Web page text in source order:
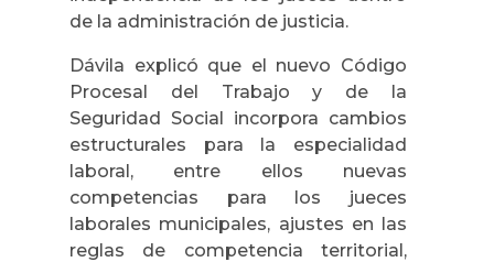
de la administración de justicia.
Dávila explicó que el nuevo Código
Procesal del Trabajo y de la
Seguridad Social incorpora cambios
estructurales para la especialidad
laboral, entre ellos nuevas
competencias para los jueces
laborales municipales, ajustes en las
reglas de competencia territorial,